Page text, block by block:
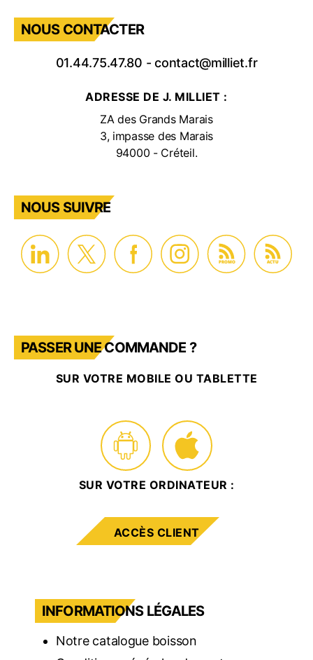
NOUS CONTACTER
01.44.75.47.80 -contact@milliet.fr
ADRESSE DE J. MILLIET :
ZA des Grands Marais
3, impasse des Marais
94000 - Créteil.
NOUS SUIVRE
PROMO ACTU
PASSER UNE COMMANDE ?
SUR VOTRE MOBILE OU TABLETTE
SUR VOTRE ORDINATEUR :
ACCÈS CLIENT
INFORMATIONS LÉGALES
Notre catalogue boisson